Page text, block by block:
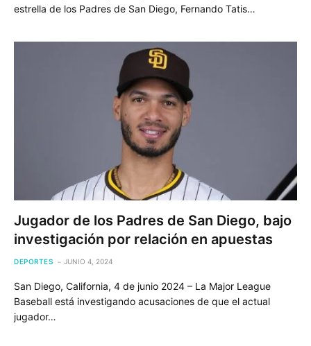
estrella de los Padres de San Diego, Fernando Tatis…
Jugador de los Padres de San Diego, bajo
investigación por relación en apuestas
DEPORTES JUNIO 4, 2024
San Diego, California, 4 de junio 2024 – La Major League
Baseball está investigando acusaciones de que el actual
jugador…